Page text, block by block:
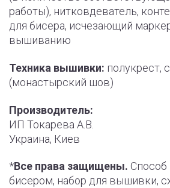
работы), нитковдеватель,
для бисера, исчезающий
вышиванию
Техника вышивки: полукрест,
(монастырский шов)
Производитель:
ИП Токарева А.В.
Украина, Киев
*Все права защищены.
бисером, набор для вышивки,